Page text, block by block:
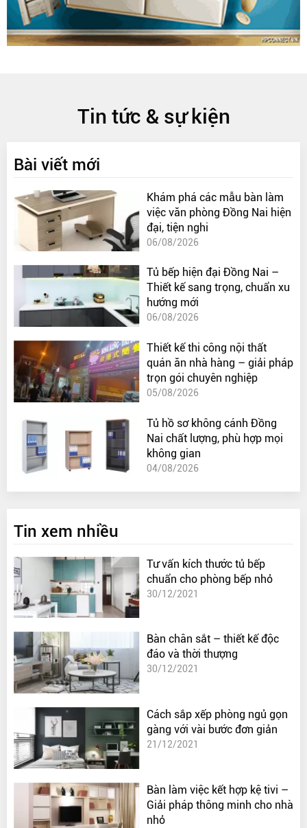
Tin tức & sự kiện
Bài viết mới
Khám phá các mẫu bàn làm
việc văn phòng Đồng Nai hiện
đại, tiện nghi
06/08/2026
Tủ bếp hiện đại Đồng Nai –
Thiết kế sang trọng, chuẩn xu
hướng mới
06/08/2026
Thiết kế thi công nội thất
quán ăn nhà hàng – giải pháp
trọn gói chuyên nghiệp
05/08/2026
Tủ hồ sơ không cánh Đồng
Nai chất lượng, phù hợp mọi
không gian
04/08/2026
Tin xem nhiều
Tư vấn kích thước tủ bếp
chuẩn cho phòng bếp nhỏ
30/12/2021
Bàn chân sắt – thiết kế độc
đáo và thời thượng
30/12/2021
Cách sắp xếp phòng ngủ gọn
gàng với vài bước đơn giản
21/12/2021
Bàn làm việc kết hợp kệ tivi –
Giải pháp thông minh cho nhà
nhỏ